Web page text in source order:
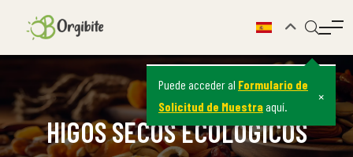
Puede acceder al Formulario de
Solicitud de Muestraaquí.
×
HIGOS SECOS ECOLÓGICOS